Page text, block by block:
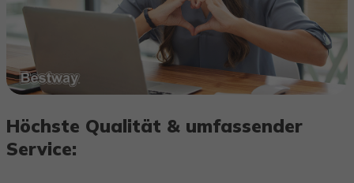
Höchste Qualität & umfassender
Service: